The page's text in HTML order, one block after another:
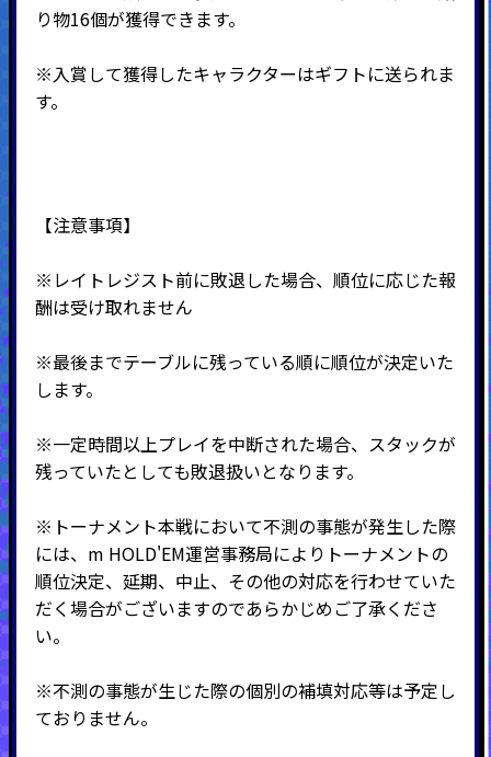
り物16個が獲得できます。
※入賞して獲得したキャラクターはギフトに送られま
す。
【注意事項】
※レイトレジスト前に敗退した場合、順位に応じた報
酬は受け取れません
※最後までテーブルに残っている順に順位が決定いた
します。
※一定時間以上プレイを中断された場合、スタックが
残っていたとしても敗退扱いとなります。
※トーナメント本戦において不測の事態が発生した際
には、m HOLD'EM運営事務局によりトーナメントの
順位決定、延期、中止、その他の対応を行わせていた
だく場合がございますのであらかじめご了承くださ
い。
※不測の事態が生じた際の個別の補填対応等は予定し
ておりません。